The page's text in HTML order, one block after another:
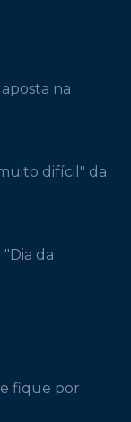
na
difícil" da
da
e fique por